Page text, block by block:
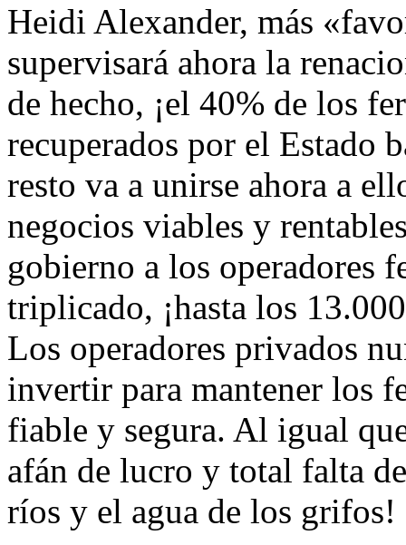
Heidi Alexander, más
supervisará ahora la
de hecho, ¡el 40% de los
recuperados por el Estado
resto va a unirse ahora a
negocios viables y
gobierno a los operadores
triplicado, ¡hasta los
Los operadores privados
invertir para mantener los
fiable y segura. Al igual
afán de lucro y total falta
ríos y el agua de los grifos!